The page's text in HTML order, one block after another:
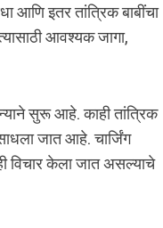
इतर तांत्रिक बाबींचा
आवश्यक जागा,
सुरू आहे. काही तांत्रिक
जात आहे. चार्जिंग
विचार केला जात असल्याचे